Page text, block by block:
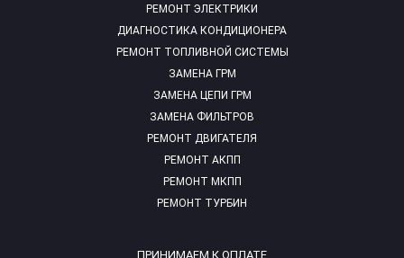
РЕМОНТ ЭЛЕКТРИКИ
ДИАГНОСТИКА КОНДИЦИОНЕРА
РЕМОНТ ТОПЛИВНОЙ СИСТЕМЫ
ЗАМЕНА ГРМ
ЗАМЕНА ЦЕПИ ГРМ
ЗАМЕНА ФИЛЬТРОВ
РЕМОНТ ДВИГАТЕЛЯ
РЕМОНТ АКПП
РЕМОНТ МКПП
РЕМОНТ ТУРБИН
ПРИНИМАЕМ К ОПЛАТЕ